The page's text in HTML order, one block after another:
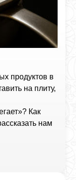
продуктов в
на плиту,
Как
нам